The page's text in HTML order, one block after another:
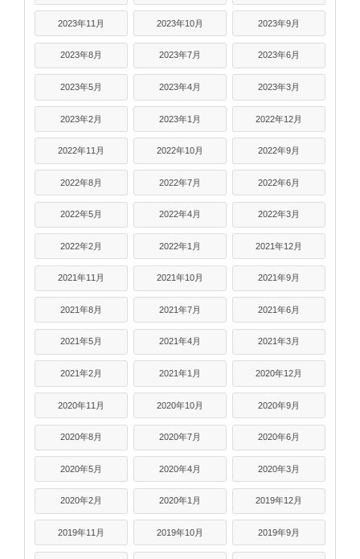
2023年11月 2023年10月 2023年9月
2023年8月 2023年7月 2023年6月
2023年5月 2023年4月 2023年3月
2023年2月 2023年1月 2022年12月
2022年11月 2022年10月 2022年9月
2022年8月 2022年7月 2022年6月
2022年5月 2022年4月 2022年3月
2022年2月 2022年1月 2021年12月
2021年11月 2021年10月 2021年9月
2021年8月 2021年7月 2021年6月
2021年5月 2021年4月 2021年3月
2021年2月 2021年1月 2020年12月
2020年11月 2020年10月 2020年9月
2020年8月 2020年7月 2020年6月
2020年5月 2020年4月 2020年3月
2020年2月 2020年1月 2019年12月
2019年11月 2019年10月 2019年9月